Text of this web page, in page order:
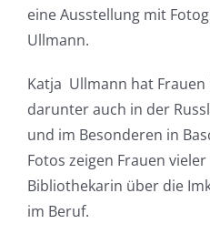
eine Ausstellung mit
Ullmann.
Katja Ullmann hat
darunter auch in der
und im Besonderen in
Fotos zeigen Frauen
Bibliothekarin über die
im Beruf.